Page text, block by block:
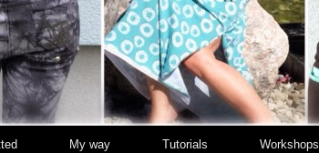
My way Tutorials Workshops